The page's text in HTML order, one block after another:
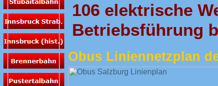
106 elektrische
Betriebsführung
Obus Liniennetzplan